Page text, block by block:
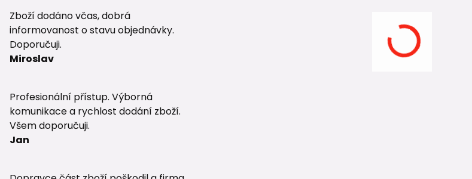
Zboží dodáno včas, dobrá
informovanost o stavu objednávky.
Doporučuji.
Miroslav
Profesionální přístup. Výborná
komunikace a rychlost dodání zboží.
Všem doporučuji.
Jan